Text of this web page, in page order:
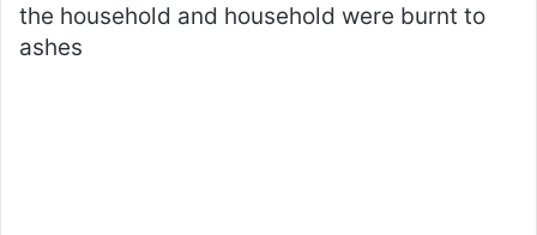
the household and household were burnt to
ashes